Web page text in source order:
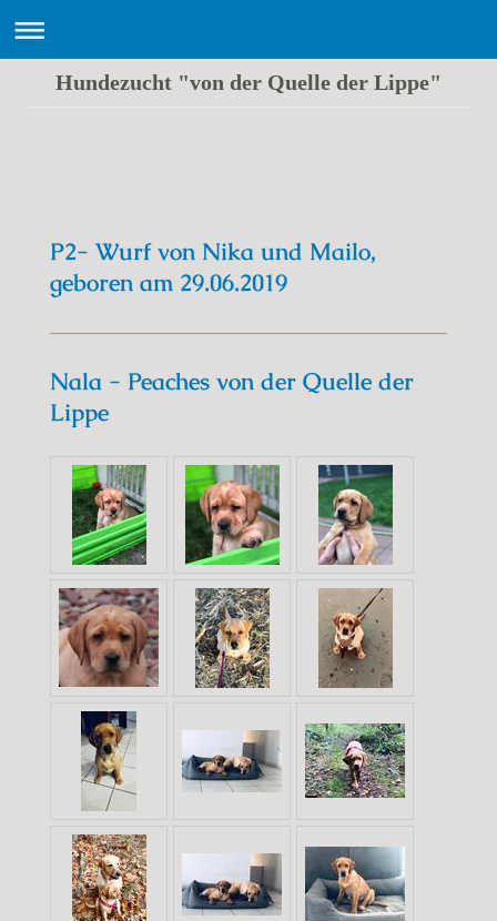
Hundezucht "von der Quelle der Lippe"
P2- Wurf von Nika und Mailo,
geboren am 29.06.2019
Nala - Peaches von der Quelle der
Lippe